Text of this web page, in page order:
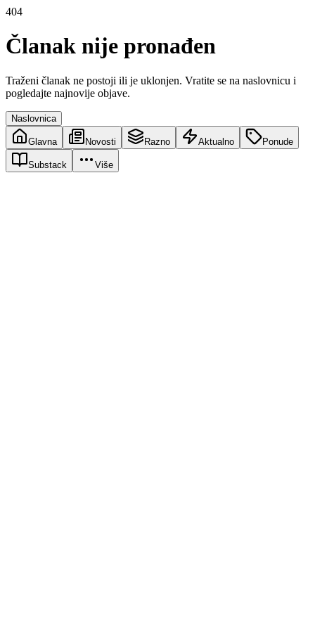
404
Članak nije pronađen
Traženi članak ne postoji ili je uklonjen. Vratite se na naslovnicu i
pogledajte najnovije objave.
Naslovnica
Glavna Novosti Razno Aktualno Ponude
Substack Više